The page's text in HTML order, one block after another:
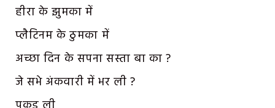
हीरा के झुमका में
प्लैटिनम के ठुमका में
अच्छा दिन के सपना सस्ता बा का ?
जे सभे अंकवारी में भर ली ?